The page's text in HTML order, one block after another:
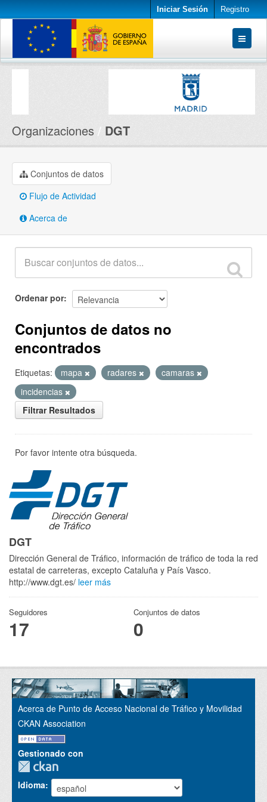
Iniciar Sesión Registro
Conjuntos de datos
Organizaciones DGT
Conjuntos de datos
Flujo de Actividad
Acerca de
Ordenar por
Conjuntos de datos no
encontrados
Etiquetas: mapa radares
camaras
incidencias
Filtrar Resultados
Por favor intente otra búsqueda.
DGT
Dirección General de Tráfico, información de tráfico de toda la red
estatal de carreteras, excepto Cataluña y País Vasco.
http://www.dgt.es/ leer más
Seguidores
17
Conjuntos de datos
0
Acerca de Punto de Acceso Nacional de Tráfico y Movilidad
CKAN Association
Gestionado con
Idioma